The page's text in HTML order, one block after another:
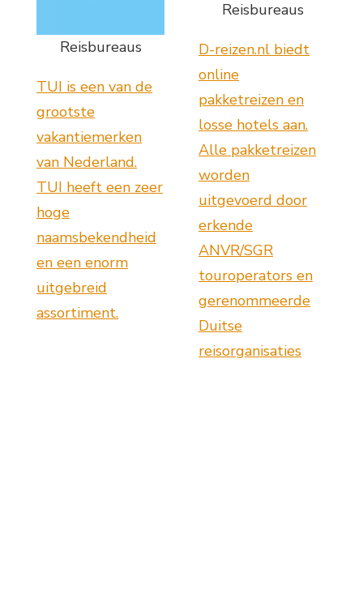
Reisbureaus
TUI is een van de
grootste
vakantiemerken
van Nederland.
TUI heeft een zeer
hoge
naamsbekendheid
en een enorm
uitgebreid
assortiment.
Reisbureaus
D-reizen.nl biedt
online
pakketreizen en
losse hotels aan.
Alle pakketreizen
worden
uitgevoerd door
erkende
ANVR/SGR
touroperators en
gerenommeerde
Duitse
reisorganisaties